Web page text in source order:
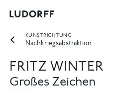
KUNSTRICHTUNG
Nachkriegsabstraktion
FRITZ WINTER
Großes Zeichen